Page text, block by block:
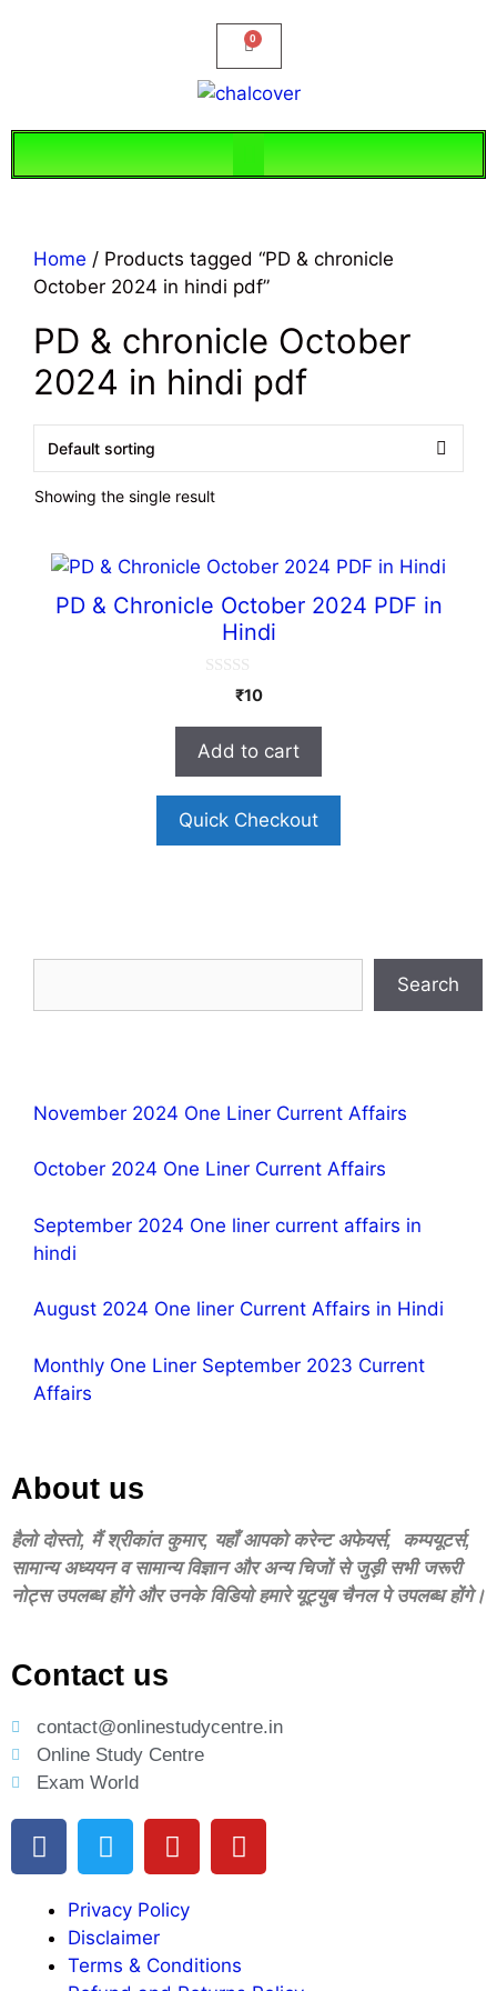
Home / Products tagged “PD & chronicle
October 2024 in hindi pdf”
PD & chronicle October
2024 in hindi pdf
Showing the single result
PD & Chronicle October 2024 PDF in
Hindi
o
5
₹10
Add to cart
Quick Checkout
Search
November 2024 One Liner Current Affairs
October 2024 One Liner Current Affairs
September 2024 One liner current affairs in
hindi
August 2024 One liner Current Affairs in Hindi
Monthly One Liner September 2023 Current
Affairs
About us
हैलो दोस्‍तो, मैं श्रीकांत कुमार, यहॉं आपको करेन्‍ट अफेयर्स, कम्‍पयूटर्स,
सामान्‍य अध्‍ययन व सामान्‍य विज्ञान और अन्‍य चिजों से जुड़ी सभी जरूरी
नोट्स उपलब्‍ध होंगे और उनके विडियो हमारे यूट्युब चैनल पे उपलब्‍ध होंगे।
Contact us
contact@onlinestudycentre.in
Online Study Centre
Exam World
Privacy Policy
Disclaimer
Terms & Conditions